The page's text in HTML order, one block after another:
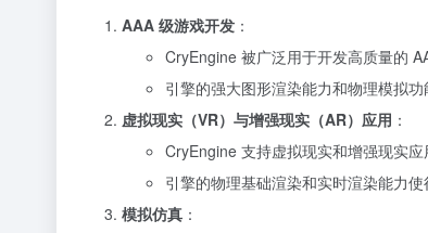
AAA 级游戏开发 ：
CryEngine 被广泛用于开发高质量的
引擎的强大图形渲染能力和物理模拟
虚拟现实（VR）与增强现实（AR）应用 ：
CryEngine 支持虚拟现实和增强现实
引擎的物理基础渲染和实时渲染能力
模拟仿真 ：